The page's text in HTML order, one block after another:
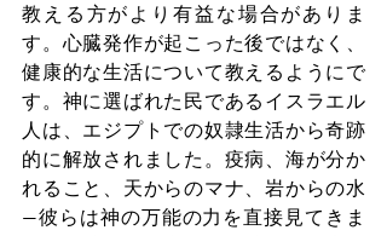
教える方がより有益な場合がありま
す。心臓発作が起こった後ではなく、
健康的な生活について教えるようにで
す。神に選ばれた民であるイスラエル
人は、エジプトでの奴隷生活から奇跡
的に解放されました。疫病、海が分か
れること、天からのマナ、岩からの水
—彼らは神の万能の力を直接見てきま